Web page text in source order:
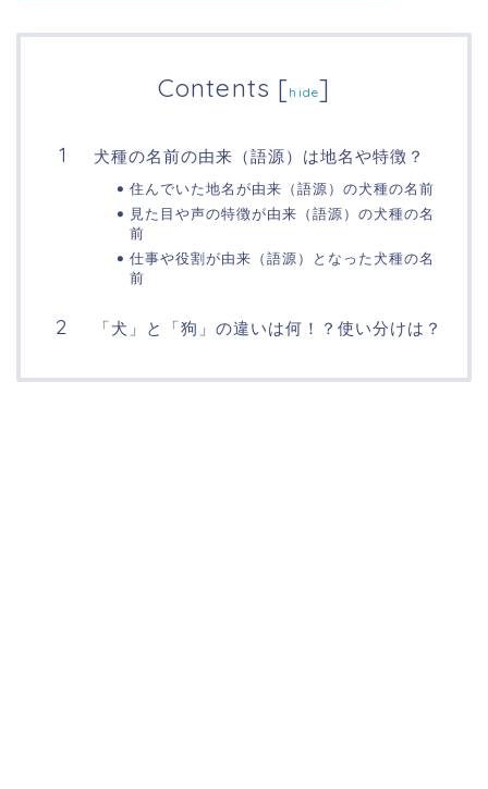
Contents [hide]
犬種の名前の由来（語源）は地名や特徴？
住んでいた地名が由来（語源）の犬種の名前
見た目や声の特徴が由来（語源）の犬種の名
前
仕事や役割が由来（語源）となった犬種の名
前
「犬」と「狗」の違いは何！？使い分けは？